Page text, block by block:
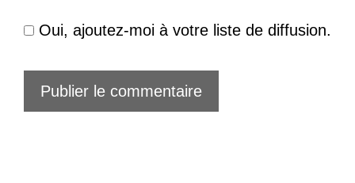
Oui, ajoutez-moi à votre liste de diffusion.